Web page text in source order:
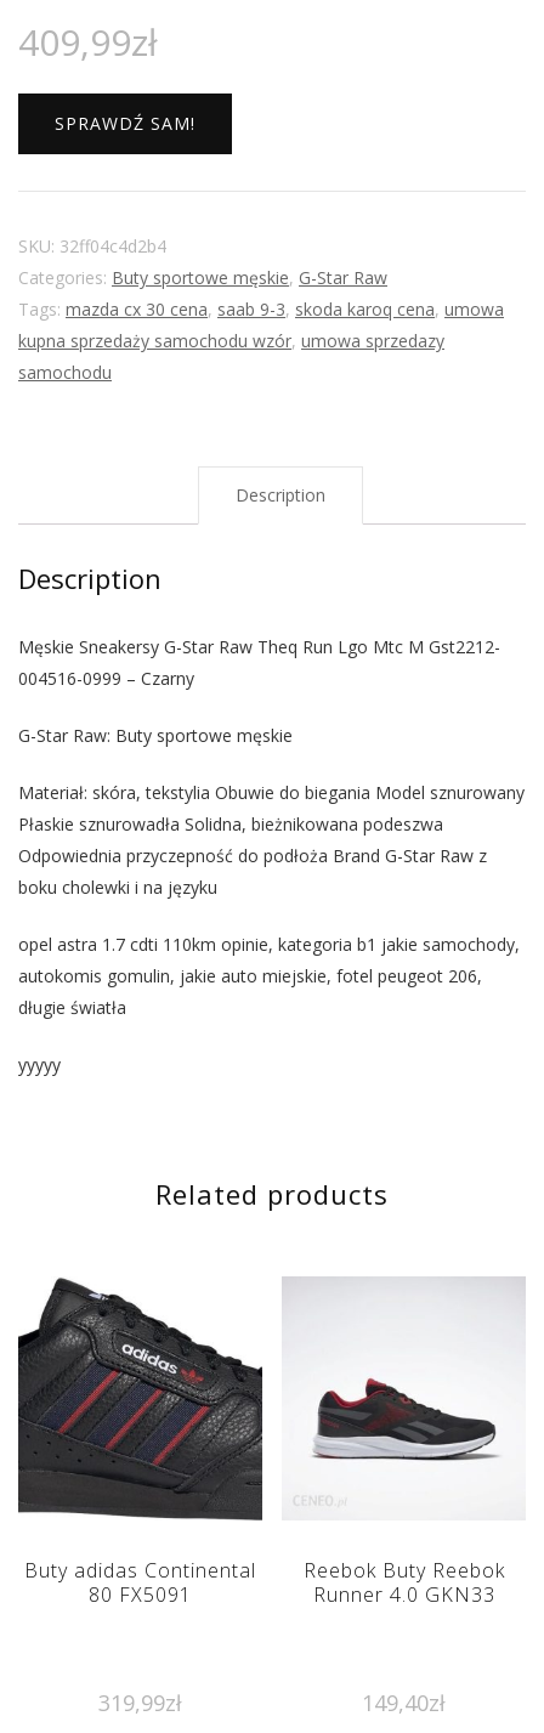
409,99zł
SPRAWDŹ SAM!
SKU: 32ff04c4d2b4
Categories: Buty sportowe męskie, G-Star Raw
Tags: mazda cx 30 cena, saab 9-3, skoda karoq cena, umowa
kupna sprzedaży samochodu wzór, umowa sprzedazy
samochodu
Description
Description
Męskie Sneakersy G-Star Raw Theq Run Lgo Mtc M Gst2212-
004516-0999 – Czarny
G-Star Raw: Buty sportowe męskie
Materiał: skóra, tekstylia Obuwie do biegania Model sznurowany
Płaskie sznurowadła Solidna, bieżnikowana podeszwa
Odpowiednia przyczepność do podłoża Brand G-Star Raw z
boku cholewki i na języku
opel astra 1.7 cdti 110km opinie, kategoria b1 jakie samochody,
autokomis gomulin, jakie auto miejskie, fotel peugeot 206,
długie światła
yyyyy
Related products
Buty adidas Continental
80 FX5091
319,99zł
Reebok Buty Reebok
Runner 4.0 GKN33
149,40zł